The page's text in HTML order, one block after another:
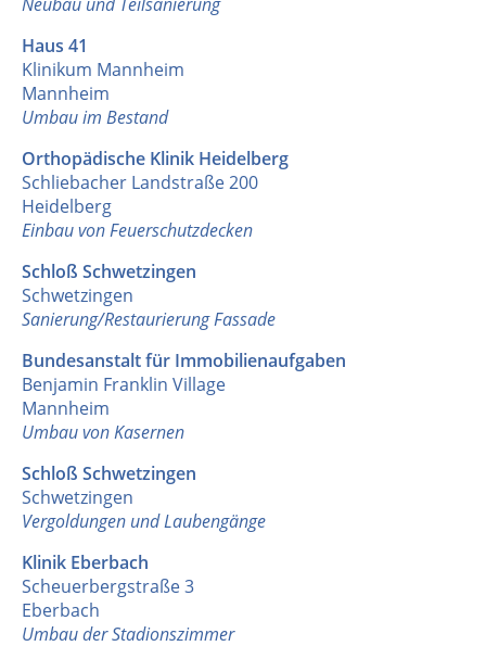
Haus 41
Klinikum Mannheim
Mannheim
Umbau im Bestand
Orthopädische Klinik Heidelberg
Schliebacher Landstraße 200
Heidelberg
Einbau von Feuerschutzdecken
Schloß Schwetzingen
Schwetzingen
Sanierung/Restaurierung Fassade
Bundesanstalt für Immobilienaufgaben
Benjamin Franklin Village
Mannheim
Umbau von Kasernen
Schloß Schwetzingen
Schwetzingen
Vergoldungen und Laubengänge
Klinik Eberbach
Scheuerbergstraße 3
Eberbach
Umbau der Stadionszimmer